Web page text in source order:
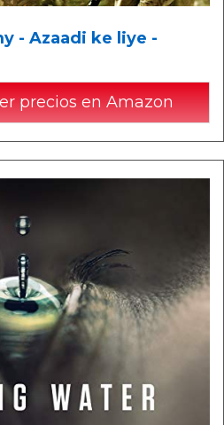
- Azaadi ke liye -
precios en Amazon